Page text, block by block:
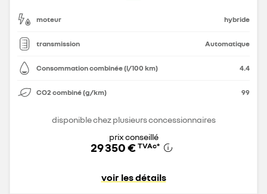
moteur hybride
transmission Automatique
Consommation combinée (l/100 km) 4.4
CO2 combiné (g/km) 99
disponible chez plusieurs concessionnaires
prix conseillé
29 350 € TVAc*
voir les détails